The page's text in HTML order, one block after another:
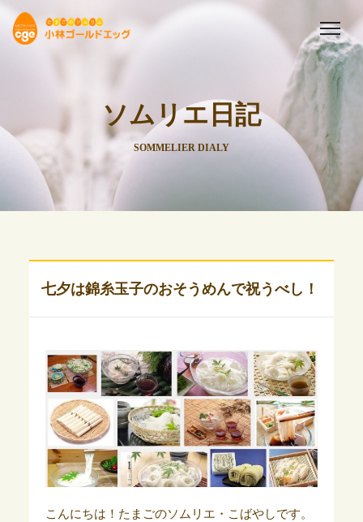
ソムリエ日記
SOMMELIER DIALY
七夕は錦糸玉子のおそうめんで祝うべし！
こんにちは！たまごのソムリエ・こばやしです。